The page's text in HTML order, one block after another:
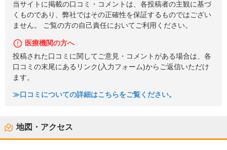
当サイトに掲載の口コミ・コメントは、各投稿者の主観に基づ
くものであり、弊社ではその正確性を保証するものではござい
ません。 ご覧の方の自己責任においてご利用ください。
医療機関の方へ
投稿された口コミに関してご意見・コメントがある場合は、各
口コミの末尾にあるリンク(入力フォーム)からご返信いただけ
ます。
≫口コミについての詳細はこちらをご覧ください。
地図・アクセス